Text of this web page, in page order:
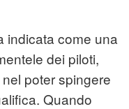
indicata come una
dei piloti,
poter spingere
Quando